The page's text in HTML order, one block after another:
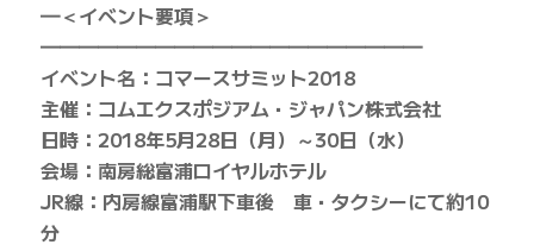
━＜イベント要項＞
━━━━━━━━━━━━━━━━━━━━
イベント名：コマースサミット2018
主催：コムエクスポジアム・ジャパン株式会社
日時：2018年5月28日（月）～30日（水）
会場：南房総富浦ロイヤルホテル
JR線：内房線富浦駅下車後 車・タクシーにて約10
分